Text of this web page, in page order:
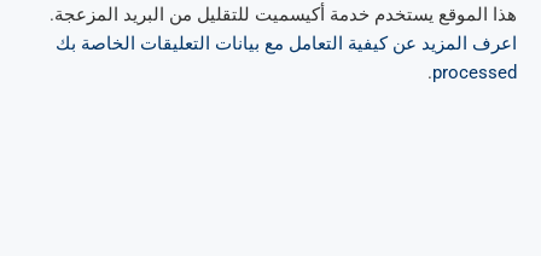
هذا الموقع يستخدم خدمة أكيسميت للتقليل من البريد المزعجة.
اعرف المزيد عن كيفية التعامل مع بيانات التعليقات الخاصة بك
processed
.